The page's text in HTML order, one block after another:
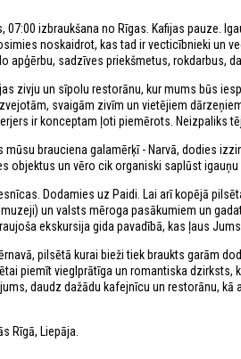
07:00 izbraukšana no Rīgas. Kafijas pauze.
noskaidrot, kas tad ir vecticībnieki un
apģērbu, sadzīves priekšmetus, rokdarbus,
zivju un sīpolu restorānu, kur mums būs
svaigām zivīm un vietējiem
ir konceptam ļoti piemērots. Neizpaliks
mūsu brauciena galamērķī - Narvā, dodies
objektus un vēro cik organiski saplūst
Dodamies uz Paidi. Lai arī kopējā
un valsts mēroga pasākumiem un
ekskursija gida pavadībā, kas ļaus
pilsētā kurai bieži tiek braukts garām
piemīt vieglprātīga un romantiska
daudz dažādu kafejnīcu un restorānu,
Rīgā, Liepāja.